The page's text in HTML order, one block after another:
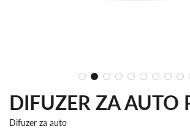
DIFUZER ZA AUTO
Difuzer za auto